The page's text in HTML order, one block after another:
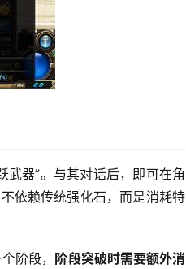
武器”。与其对话后，即可在角
依赖传统强化石，而是消耗特
阶段，
阶段突破时需要额外消